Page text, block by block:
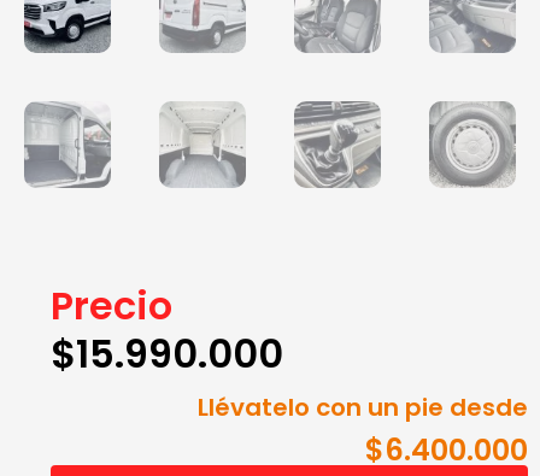
Precio
$15.990.000
Llévatelo con un pie desde
$6.400.000